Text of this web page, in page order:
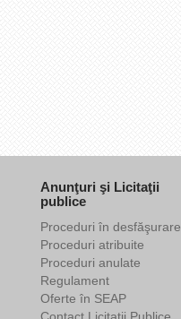
Anunţuri şi Licitaţii
publice
Proceduri în desfăşurare
Proceduri atribuite
Proceduri anulate
Regulament
Oferte în SEAP